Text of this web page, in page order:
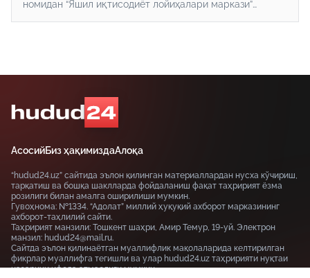
номидан “Яшил иқтисодиёт лойиҳалари маркази”
АсосийБиз ҳақимиздаАлоқа
“hudud24.uz” сайтида эълон қилинган материаллардан нусха кўчириш,
тарқатиш ва бошқа шаклларда фойдаланиш фақат таҳририят ёзма
розилиги билан амалга оширилиши мумкин.
Гувоҳнома: №1334. “Адолат” миллий ҳуқуқий ахборот марказининг
ахборот-таҳлилий сайти.
Таҳририят манзили: Тошкент шаҳри, Амир Темур, 19-уй. Электрон
манзил: hudud24@mail.ru.
Сайтда эълон қилинаётган муаллифлик мақолаларида келтирилган
фикрлар муаллифга тегишли ва улар hudud24.uz таҳририяти нуқтаи
назарини ифода этмаслиги мумкин.